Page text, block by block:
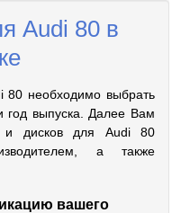
Audi 80 в
необходимо выбрать
выпуска. Далее Вам
и дисков для Audi 80
а также
вашего